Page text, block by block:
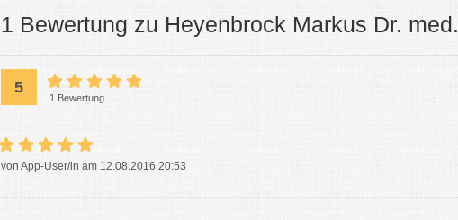
1 Bewertung zu Heyenbrock Markus Dr. med.
5
1 Bewertung
von App-User/in am 12.08.2016 20:53